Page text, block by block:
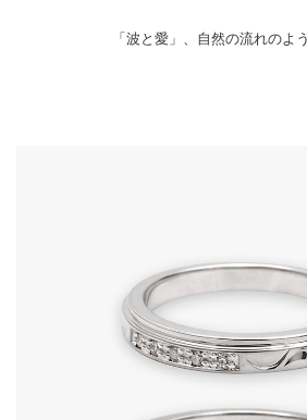
「波と愛」、自然の流れのよ